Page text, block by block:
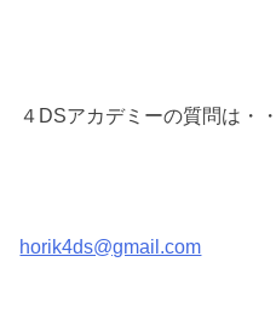
４DSアカデミーの質問は・・
horik4ds@gmail.com